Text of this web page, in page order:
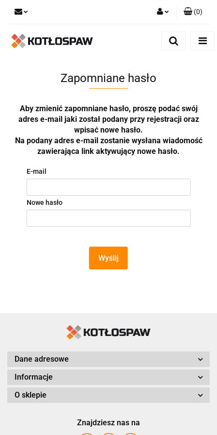
(0)
Zapomniane hasło
Aby zmienić zapomniane hasło, proszę podać swój
adres e-mail jaki został podany przy rejestracji oraz
wpisać nowe hasło.
Na podany adres e-mail zostanie wysłana wiadomość
zawierająca link aktywujący nowe hasło.
E-mail
Nowe hasło
Wyślij
Dane adresowe
Informacje
O sklepie
Znajdziesz nas na